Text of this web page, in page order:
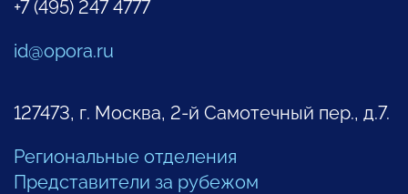
+7 (495) 247 4777
id@opora.ru
127473, г. Москва, 2-й Самотечный пер., д.7.
Региональные отделения
Представители за рубежом